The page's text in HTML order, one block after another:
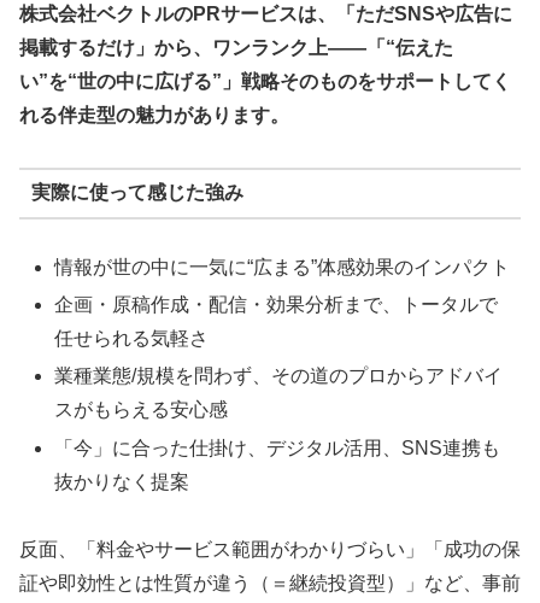
株式会社ベクトルのPRサービスは、「ただSNSや広告に
掲載するだけ」から、ワンランク上――「“伝えた
い”を“世の中に広げる”」戦略そのものをサポートしてく
れる伴走型の魅力があります。
実際に使って感じた強み
情報が世の中に一気に“広まる”体感効果のインパクト
企画・原稿作成・配信・効果分析まで、トータルで
任せられる気軽さ
業種業態/規模を問わず、その道のプロからアドバイ
スがもらえる安心感
「今」に合った仕掛け、デジタル活用、SNS連携も
抜かりなく提案
反面、「料金やサービス範囲がわかりづらい」「成功の保
証や即効性とは性質が違う（＝継続投資型）」など、事前